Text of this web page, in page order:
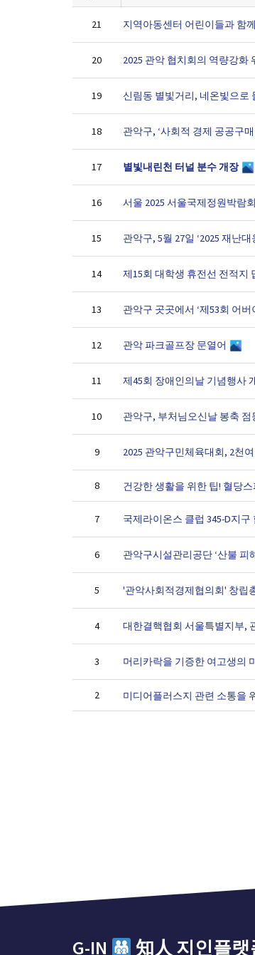
21 지역아동센터 어린이들과 함
20 2025 관악 협치회의 역량강화
19 신림동 별빛거리, 네온빛으로
18 관악구, ‘사회적 경제 공공구
17 별빛내린천 터널 분수 개장
16 서울 2025 서울국제정원박람
15 관악구, 5월 27일 ‘2025 재난
14 제15회 대학생 휴전선 전적지
13 관악구 곳곳에서 ‘제53회 어버
12 관악 파크골프장 문열어
11 제45회 장애인의날 기념행사
10 관악구, 부처님오신날 봉축 점
9 2025 관악구민체육대회, 2천
8 건강한 생활을 위한 팁! 혈당
7 국제라이온스 클럽 345-D지구
6 관악구시설관리공단 ‘산불 피
5 '관악사회적경제협의회' 창립
4 대한결핵협회 서울특별지부,
3 머리카락을 기증한 여고생의
2 미디어플러스지 관련 소통을
G-IN 知人 지인플랫